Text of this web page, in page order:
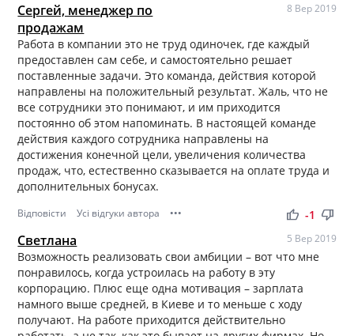
Сергей, менеджер по
продажам
8 Вер 2019
Работа в компании это не труд одиночек, где каждый
предоставлен сам себе, и самостоятельно решает
поставленные задачи. Это команда, действия которой
направлены на положительный результат. Жаль, что не
все сотрудники это понимают, и им приходится
постоянно об этом напоминать. В настоящей команде
действия каждого сотрудника направлены на
достижения конечной цели, увеличения количества
продаж, что, естественно сказывается на оплате труда и
дополнительных бонусах.
Відповісти Усі відгуки автора ••• thumb_up thumb_down
-1
Светлана 5 Вер 2019
Возможность реализовать свои амбиции – вот что мне
понравилось, когда устроилась на работу в эту
корпорацию. Плюс еще одна мотивация – зарплата
намного выше средней, в Киеве и то меньше с ходу
получают. На работе приходится действительно